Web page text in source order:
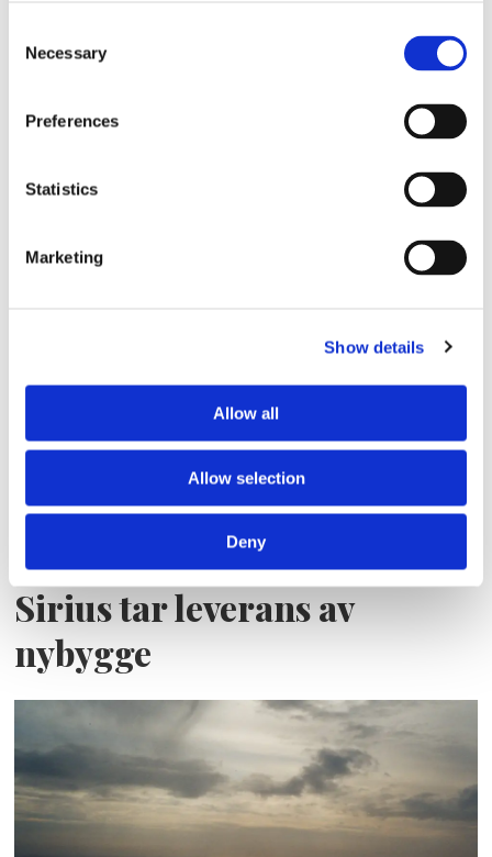
Selection
Necessary
Preferences
Statistics
Marketing
Show details
Allow all
Allow selection
Deny
Maritime köper Berg
Sirius tar leverans av
nybygge